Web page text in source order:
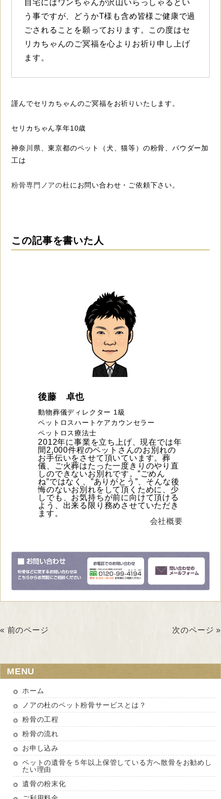
自宅にはワンちゃんが沢山いらっしゃるとい
う事ですが、どうかT様も含め皆様ご健康で過
ごされることを願っております。この度はセ
リカちゃんのご冥福を心よりお祈り申し上げ
ます。
謹んでセリカちゃんのご冥福をお祈りいたします。
セリカちゃん享年10歳
神奈川県、東京都のペット（犬、猫等）の粉骨、パウダー加
工は
粉骨専門ノアの杜にお問い合わせ・ご依頼下さい。
この記事を書いた人
後藤 卓也
動物葬儀ディレクター 1級
ペットロスハートケアカウンセラー
ペットロス療法士
2012年に事業を立ち上げ、現在では年
間2,000件程のペットさんのお別れの
お手伝いをさせて頂いています。葬
儀、ご火葬はたった一度きりのやり直
しのできないお別れです。”ごめん
ね”ではなく、”ありがとう”、そんな後
悔のないお別れをして頂くために、少
しでも、お気持ちが前に向けて頂ける
よう、出来る限り務めさせていただき
ます。
会社概要
« 前のページ 次のページ »
MENU
ホーム
ノアの杜のペット粉骨サービスとは？
粉骨の工程
粉骨の流れ
お申し込み
ペットの遺骨を５年以上保管している方へ散骨をお勧めし
たい理由
遺骨の粉末化